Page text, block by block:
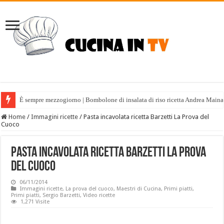
È sempre mezzogiorno | Bombolone di insalata di riso ricetta Andrea
Home / Immagini ricette / Pasta incavolata ricetta Barzetti La Prova del
Cuoco
Pasta incavolata ricetta Barzetti La Prova
del Cuoco
06/11/2014
Immagini ricette, La prova del cuoco, Maestri di Cucina, Primi piatti,
Primi piatti, Sergio Barzetti,Video ricette
1,271 Visite